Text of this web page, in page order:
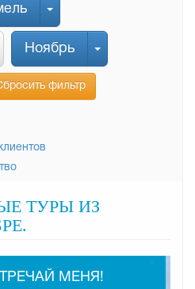
Ноябрь
фильтр
ТУРЫ ИЗ
МЕНЯ!
-